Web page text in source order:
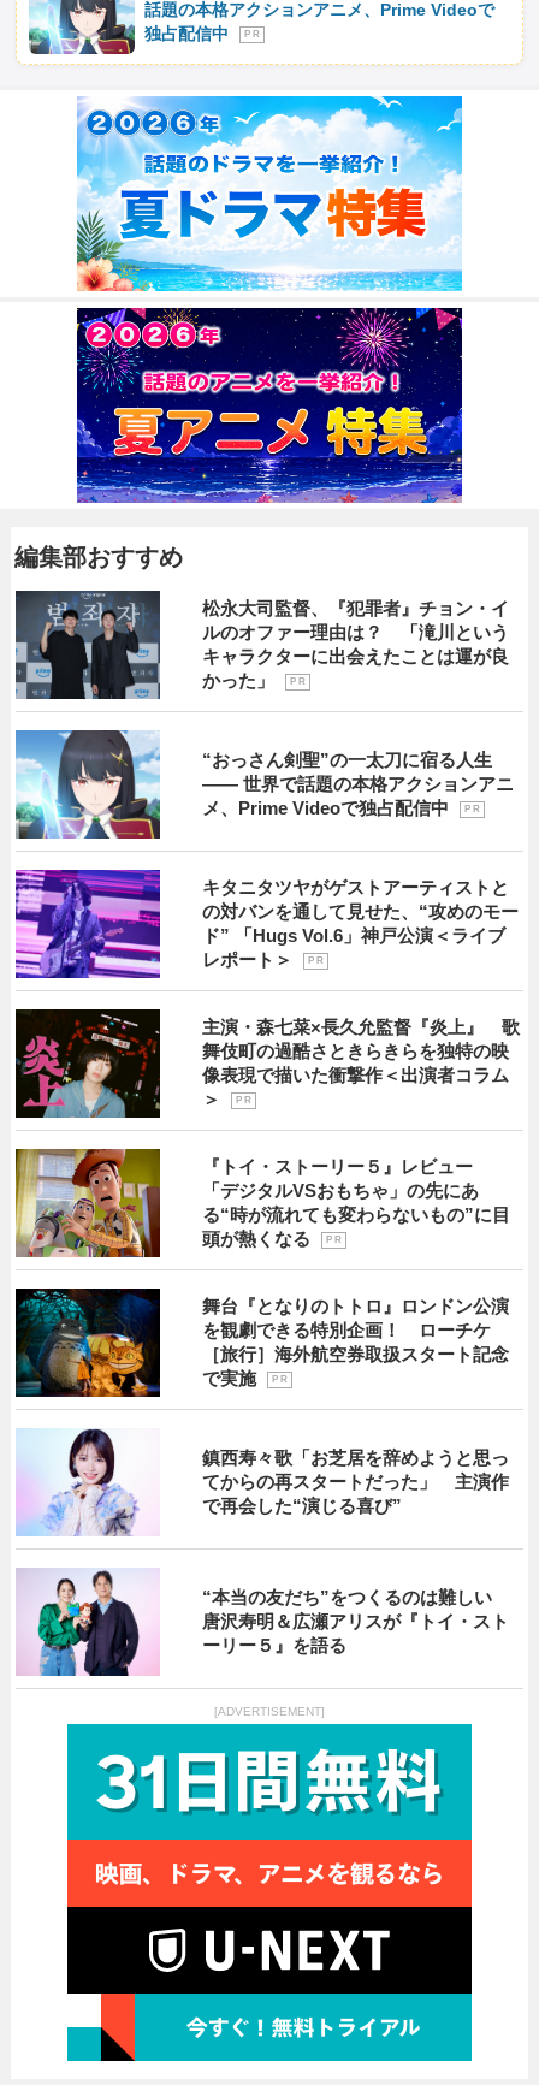
話題の本格アクションアニメ、Prime Videoで
独占配信中
P R
編集部おすすめ
松永大司監督、『犯罪者』チョン・イ
ルのオファー理由は？ 「滝川という
キャラクターに出会えたことは運が良
かった」
P R
“おっさん剣聖”の一太刀に宿る人生
―― 世界で話題の本格アクションアニ
メ、Prime Videoで独占配信中
P R
キタニタツヤがゲストアーティストと
の対バンを通して見せた、“攻めのモー
ド” 「Hugs Vol.6」神戸公演＜ライブ
レポート＞
P R
主演・森七菜×長久允監督『炎上』 歌
舞伎町の過酷さときらきらを独特の映
像表現で描いた衝撃作＜出演者コラム
＞
P R
『トイ・ストーリー５』レビュー
「デジタルVSおもちゃ」の先にあ
る“時が流れても変わらないもの”に目
頭が熱くなる
P R
舞台『となりのトトロ』ロンドン公演
を観劇できる特別企画！ ローチケ
［旅行］海外航空券取扱スタート記念
で実施
P R
鎮西寿々歌「お芝居を辞めようと思っ
てからの再スタートだった」 主演作
で再会した“演じる喜び”
“本当の友だち”をつくるのは難しい
唐沢寿明＆広瀬アリスが『トイ・スト
ーリー５』を語る
[ADVERTISEMENT]